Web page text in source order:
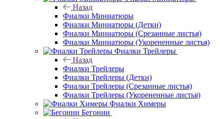
Назад
Фиалки Миниатюры
Фиалки Миниатюры (Детки)
Фиалки Миниатюры (Срезанные листья)
Фиалки Миниатюры (Укорененные листья)
Фиалки Трейлеры
Назад
Фиалки Трейлеры
Фиалки Трейлеры (Детки)
Фиалки Трейлеры (Срезанные листья)
Фиалки Трейлеры (Укорененные листья)
Фиалки Химеры
Бегонии